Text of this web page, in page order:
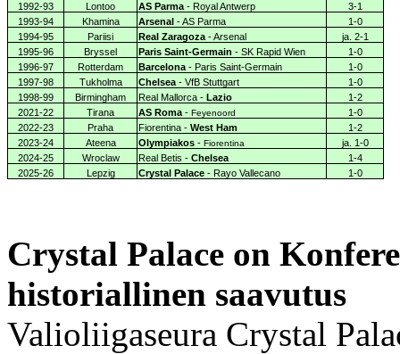
1992-93
Lontoo AS Parma - Royal Antwerp
3-1
1993-94
Khamina Arsenal - AS Parma
1-0
1994-95
Pariisi Real Zaragoza - Arsenal
ja. 2-1
1995-96
Bryssel Paris Saint-Germain - SK Rapid Wien
1-0
1996-97
Rotterdam Barcelona - Paris Saint-Germain
1-0
1997-98
Tukholma Chelsea - VfB Stuttgart
1-0
1998-99
Birmingham Real Mallorca - Lazio
1-2
2021-22
Tirana AS Roma - Feyenoord
1-0
2022-23
Praha Fiorentina - West Ham
1-2
2023-24
Ateena Olympiakos - Fiorentina
ja. 1-0
2024-25
Wroclaw Real Betis - Chelsea
1-4
2025-26
Lepzig Crystal Palace - Rayo Vallecano 1-0
Crystal Palace on
historiallinen saavutus
Valioliigaseura Crystal